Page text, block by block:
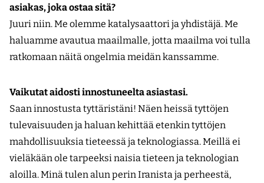
asiakas, joka ostaa sitä?
Juuri niin. Me olemme katalysaattori ja yhdistäjä. Me
haluamme avautua maailmalle, jotta maailma voi tulla
ratkomaan näitä ongelmia meidän kanssamme.
Vaikutat aidosti innostuneelta asiastasi.
Saan innostusta tyttäristäni! Näen heissä tyttöjen
tulevaisuuden ja haluan kehittää etenkin tyttöjen
mahdollisuuksia tieteessä ja teknologiassa. Meillä ei
vieläkään ole tarpeeksi naisia tieteen ja teknologian
aloilla. Minä tulen alun perin Iranista ja perheestä,